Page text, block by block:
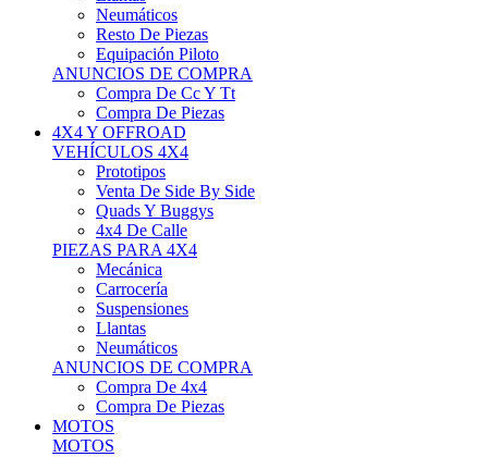
Resto De Piezas
Equipación Piloto
ANUNCIOS DE COMPRA
Compra De Cc Y Tt
Compra De Piezas
4X4 Y OFFROAD
VEHÍCULOS 4X4
Prototipos
Venta De Side By Side
Quads Y Buggys
4x4 De Calle
PIEZAS PARA 4X4
Mecánica
Carrocería
Suspensiones
Llantas
Neumáticos
ANUNCIOS DE COMPRA
Compra De 4x4
Compra De Piezas
MOTOS
MOTOS
Motos De Circuito